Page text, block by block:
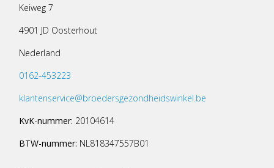
Keiweg 7
4901 JD Oosterhout
Nederland
0162-453223
klantenservice@broedersgezondheidswinkel.be
KvK-nummer: 20104614
BTW-nummer: NL818347557B01